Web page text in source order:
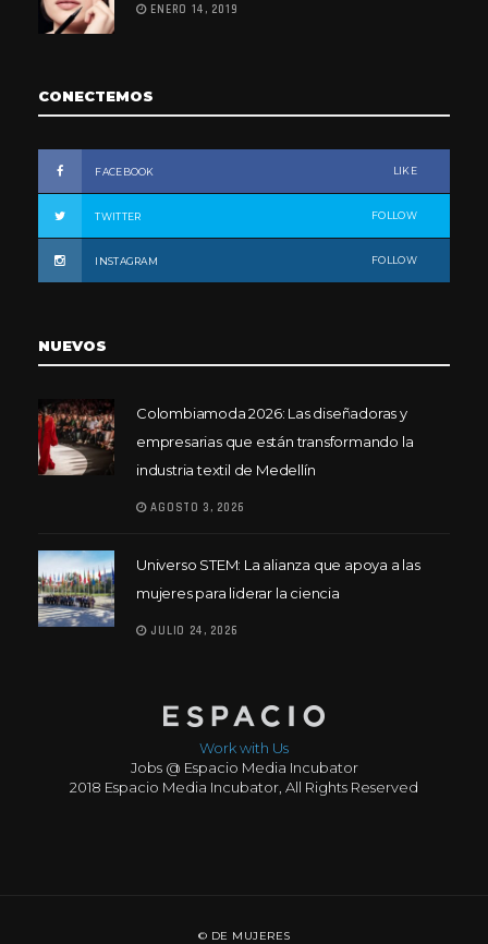
ENERO 14, 2019
CONECTEMOS
FACEBOOK LIKE
TWITTER FOLLOW
INSTAGRAM FOLLOW
NUEVOS
Colombiamoda 2026: Las diseñadoras y
empresarias que están transformando la
industria textil de Medellín
AGOSTO 3, 2026
Universo STEM: La alianza que apoya a las
mujeres para liderar la ciencia
JULIO 24, 2026
Work with Us
Jobs @ Espacio Media Incubator
2018 Espacio Media Incubator, All Rights Reserved
© DE MUJERES